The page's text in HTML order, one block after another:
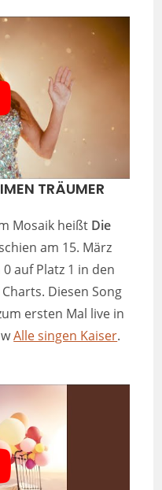
TRÄUMER
Mosaik heißt Die
am 15. März
auf Platz 1 in den
Diesen Song
ersten Mal live in
Alle singen Kaiser.